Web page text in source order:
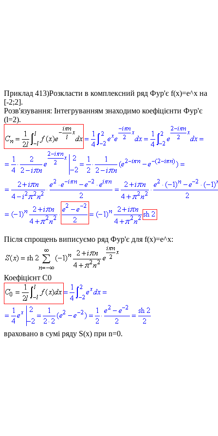
Приклад 413)Розкласти в комплексний ряд Фур'є f(x)=e^x на
[-2;2].
Розв'язування: Інтегруванням знаходимо коефіцієнти Фур'є
(l=2).
Після спрощень виписуємо ряд Фур'є для f(x)=e^x:
Коефіцієнт С0
враховано в сумі ряду S(x) при n=0.